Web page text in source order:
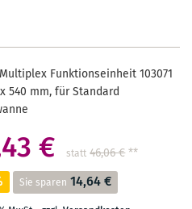
Funktionseinheit 103071
540 mm, für Standard
€ statt 46,06 €**
Sie sparen 14,64 €